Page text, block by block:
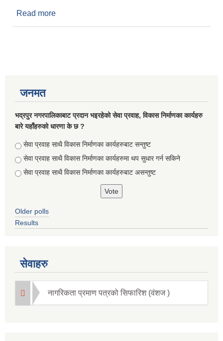
Read more
जनमत
भद्रपुर नगरपालिकाबाट प्रदान भइरहेको सेवा प्रवाह, विकास निर्माणका कार्यहरु
बारे यहाँहरुको धारणा के छ ?
Choices
सेवा प्रवाह साथै विकास निर्माणका कार्यहरुबाट सन्तुष्ट
सेवा प्रवाह साथै विकास निर्माणका कार्यहरुमा थप सुधार गर्न सकिने
सेवा प्रवाह साथै विकास निर्माणका कार्यहरुबाट असन्तुष्ट
Older polls
Results
सेवाहरु
नागरिकता प्रमाण पत्रको सिफारिश (वंशज )